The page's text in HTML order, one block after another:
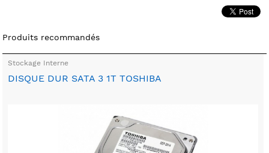
Produits recommandés
Stockage Interne
DISQUE DUR SATA 3 1T TOSHIBA